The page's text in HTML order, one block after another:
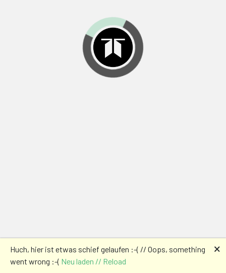
Huch, hier ist etwas schief gelaufen :-( // Oops, something
went wrong :-( Neu laden // Reload
🗙